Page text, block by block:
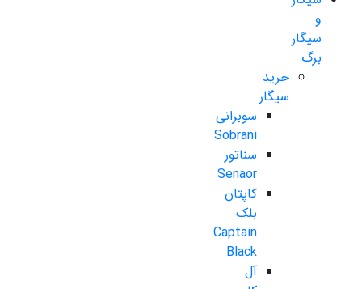
و
سیگار
برگ
خرید
سیگار
سوبرانی
Sobrani
سناتور
Senaor
کاپتان
بلک
Captain
Black
آل